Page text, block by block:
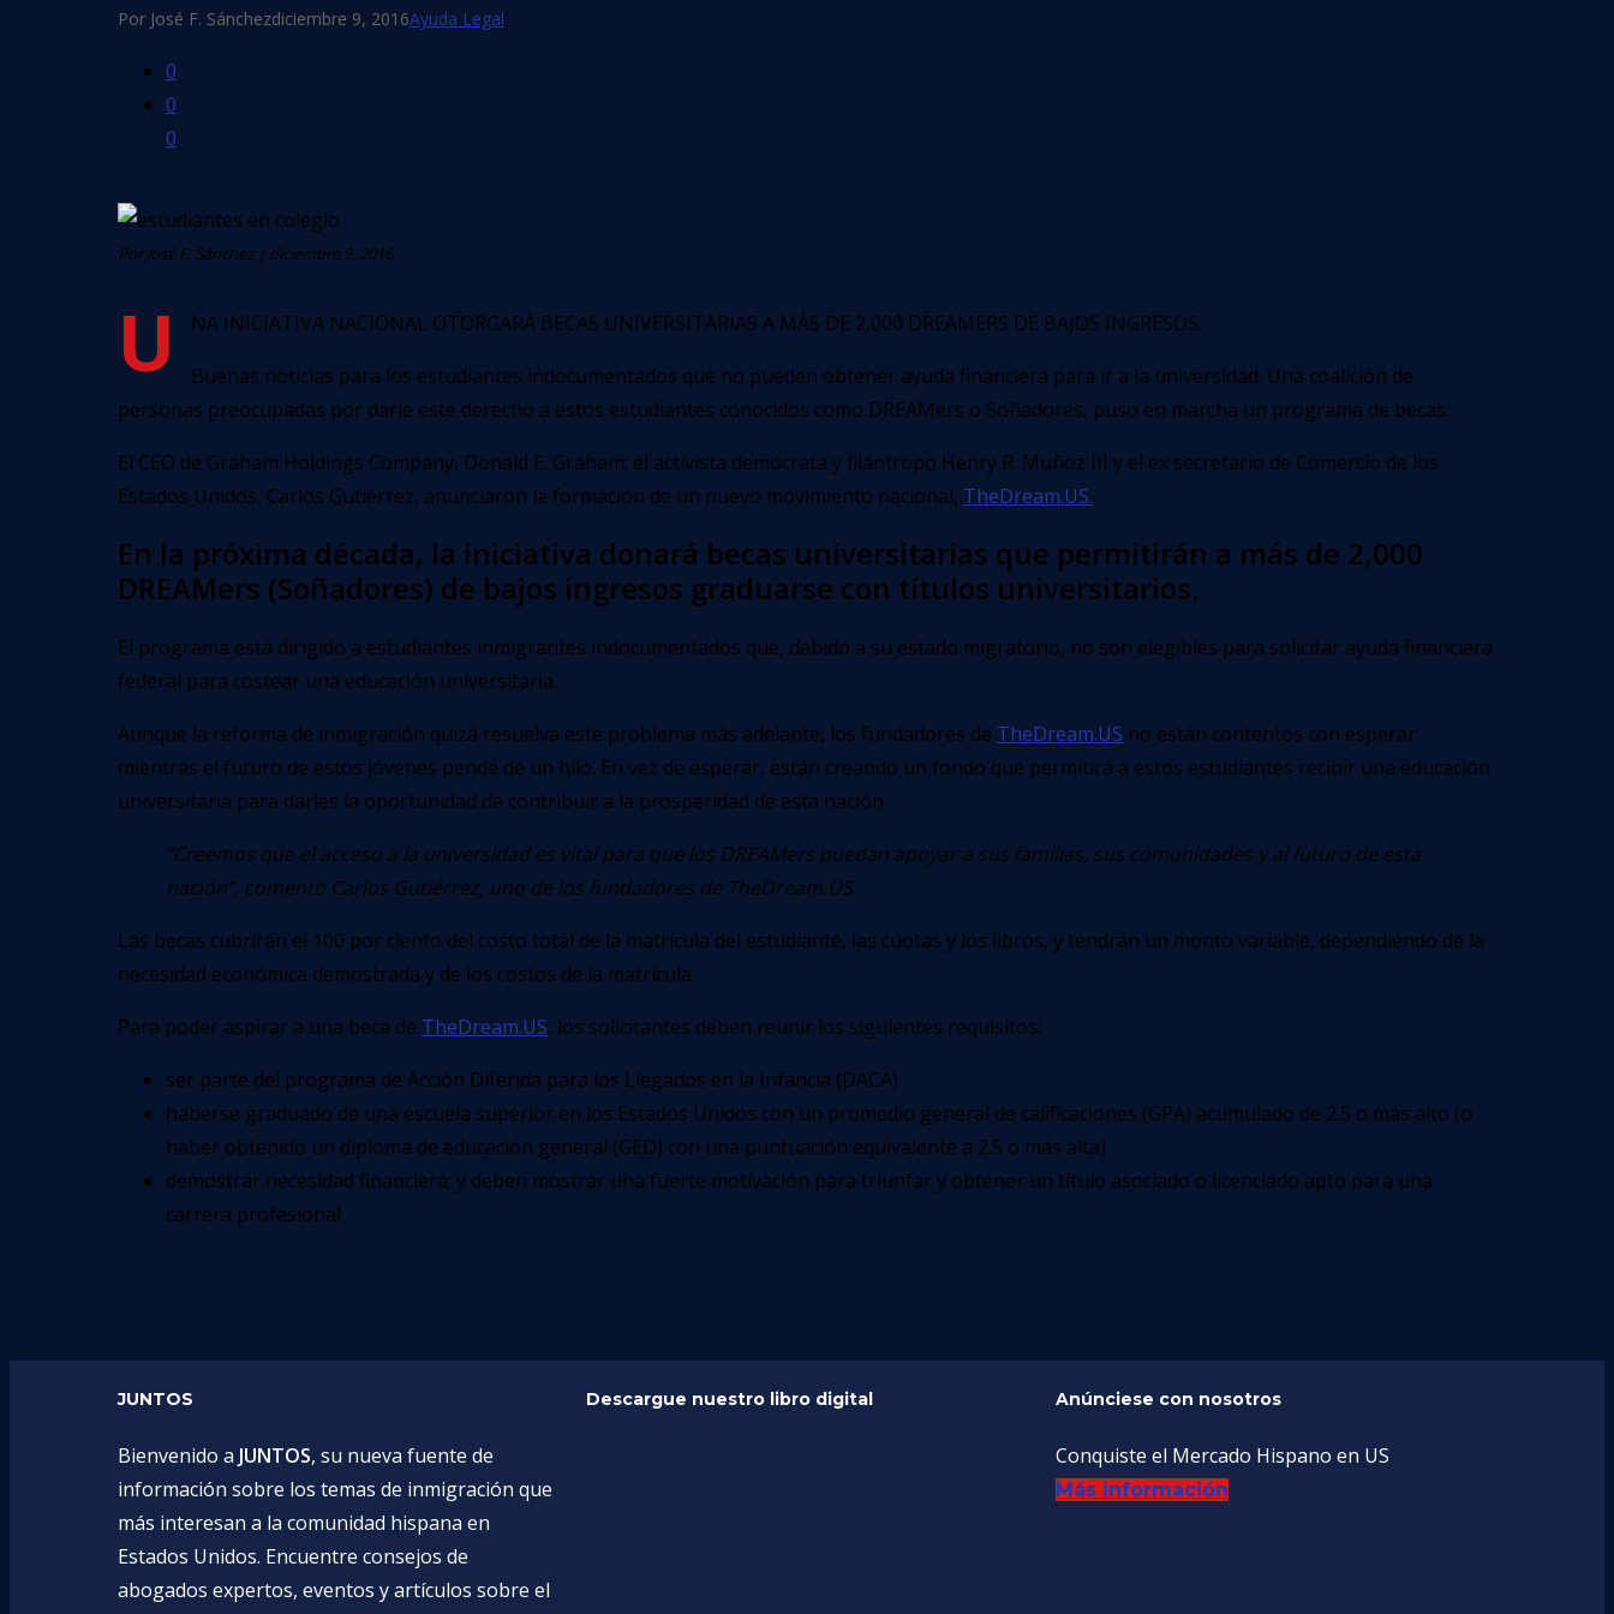
Por José F. Sánchezdiciembre 9, 2016Ayuda Legal
0
0
0
Por José F. Sánchez | diciembre 9, 2016
U
na iniciativa nacional otorgará becas universitarias a más de 2,000 DREAMers de bajos ingresos.
Buenas noticias para los estudiantes indocumentados que no pueden obtener ayuda financiera para ir a la universidad. Una coalición de
personas preocupadas por darle este derecho a estos estudiantes conocidos como DREAMers o Soñadores, puso en marcha un programa de becas.
El CEO de Graham Holdings Company, Donald E. Graham; el activista demócrata y filántropo Henry R. Muñoz III y el ex secretario de Comercio de los
Estados Unidos, Carlos Gutiérrez, anunciaron la formación de un nuevo movimiento nacional, TheDream.US.
En la próxima década, la iniciativa donará becas universitarias que permitirán a más de 2,000
DREAMers (Soñadores) de bajos ingresos graduarse con títulos universitarios.
El programa está dirigido a estudiantes inmigrantes indocumentados que, debido a su estado migratorio, no son elegibles para solicitar ayuda financiera
federal para costear una educación universitaria.
Aunque la reforma de inmigración quizá resuelva este problema más adelante, los fundadores de TheDream.US no están contentos con esperar
mientras el futuro de estos jóvenes pende de un hilo. En vez de esperar, están creando un fondo que permitirá a estos estudiantes recibir una educación
universitaria para darles la oportunidad de contribuir a la prosperidad de esta nación.
“Creemos que el acceso a la universidad es vital para que los DREAMers puedan apoyar a sus familias, sus comunidades y al futuro de esta
nación”, comentó Carlos Gutiérrez, uno de los fundadores de TheDream.US.
Las becas cubrirán el 100 por ciento del costo total de la matrícula del estudiante, las cuotas y los libros, y tendrán un monto variable, dependiendo de la
necesidad económica demostrada y de los costos de la matrícula.
Para poder aspirar a una beca de TheDream.US, los solicitantes deben reunir los siguientes requisitos:
ser parte del programa de Acción Diferida para los Llegados en la Infancia (DACA)
haberse graduado de una escuela superior en los Estados Unidos con un promedio general de calificaciones (GPA) acumulado de 2.5 o más alto (o
haber obtenido un diploma de educación general (GED) con una puntuación equivalente a 2.5 o más alta)
demostrar necesidad financiera; y deben mostrar una fuerte motivación para triunfar y obtener un título asociado o licenciado apto para una
carrera profesional.
JUNTOS
Bienvenido a JUNTOS, su nueva fuente de
información sobre los temas de inmigración que
más interesan a la comunidad hispana en
Estados Unidos. Encuentre consejos de
abogados expertos, eventos y artículos sobre el
Descargue nuestro libro digital Anúnciese con nosotros
Conquiste el Mercado Hispano en US
Más información